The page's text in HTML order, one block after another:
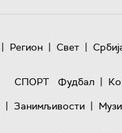
| Регион | Свет |
СПОРТ
Фудбал |
| Занимљивости |